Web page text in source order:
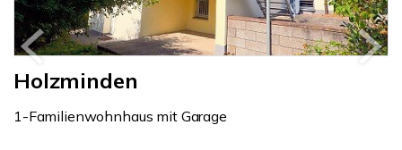
Holzminden
1-Familienwohnhaus mit Garage